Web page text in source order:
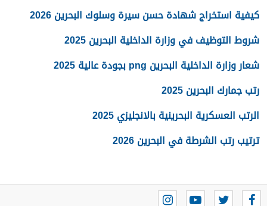
كيفية استخراج شهادة حسن سيرة وسلوك البحرين 2026
شروط التوظيف في وزارة الداخلية البحرين 2025
شعار وزارة الداخلية البحرين png بجودة عالية 2025
رتب جمارك البحرين 2025
الرتب العسكرية البحرينية بالانجليزي 2025
ترتيب رتب الشرطة في البحرين 2026